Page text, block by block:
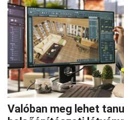
Valóban meg lehet